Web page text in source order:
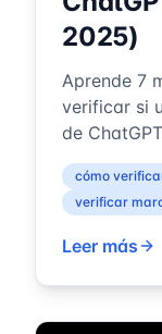
2025)
Aprende 7
verificar si
de
avan...
cómo
verificar
Leer más